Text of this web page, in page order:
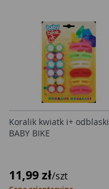
Koralik kwiatk i+ odblaski
BABY BIKE
11,99 zł/szt